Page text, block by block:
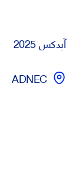
آيدكس 2025
ADNEC